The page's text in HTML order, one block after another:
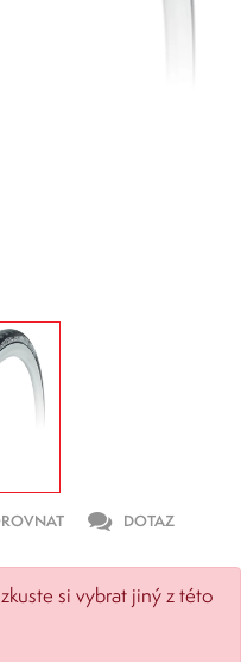
DOTAZ
si vybrat jiný z této